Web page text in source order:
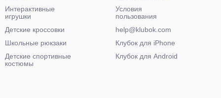
Интерактивные
игрушки
Детские кроссовки
Школьные рюкзаки
Детские спортивные
костюмы
Условия
пользования
help@klubok.com
Клубок для iPhone
Клубок для Android